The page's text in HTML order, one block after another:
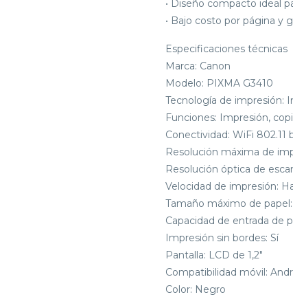
• Diseño compacto ideal
• Bajo costo por página y
Especificaciones técnicas
Marca: Canon
Modelo: PIXMA G3410
Tecnología de impresión:
Funciones: Impresión,
Conectividad: WiFi 802.11
Resolución máxima de
Resolución óptica de
Velocidad de impresión:
Tamaño máximo de
Capacidad de entrada de
Impresión sin bordes: Sí
Pantalla: LCD de 1,2″
Compatibilidad móvil:
Color: Negro